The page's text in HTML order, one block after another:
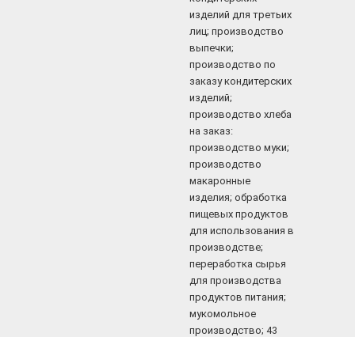
изделий для третьих
лиц; производство
выпечки;
производство по
заказу кондитерских
изделий;
производство хлеба
на заказ:
производство муки;
производство
макаронные
изделия; обработка
пищевых продуктов
для использования в
производстве;
переработка сырья
для производства
продуктов питания;
мукомольное
производство; 43